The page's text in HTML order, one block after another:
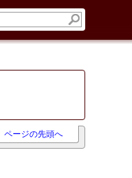
ページの先頭へ